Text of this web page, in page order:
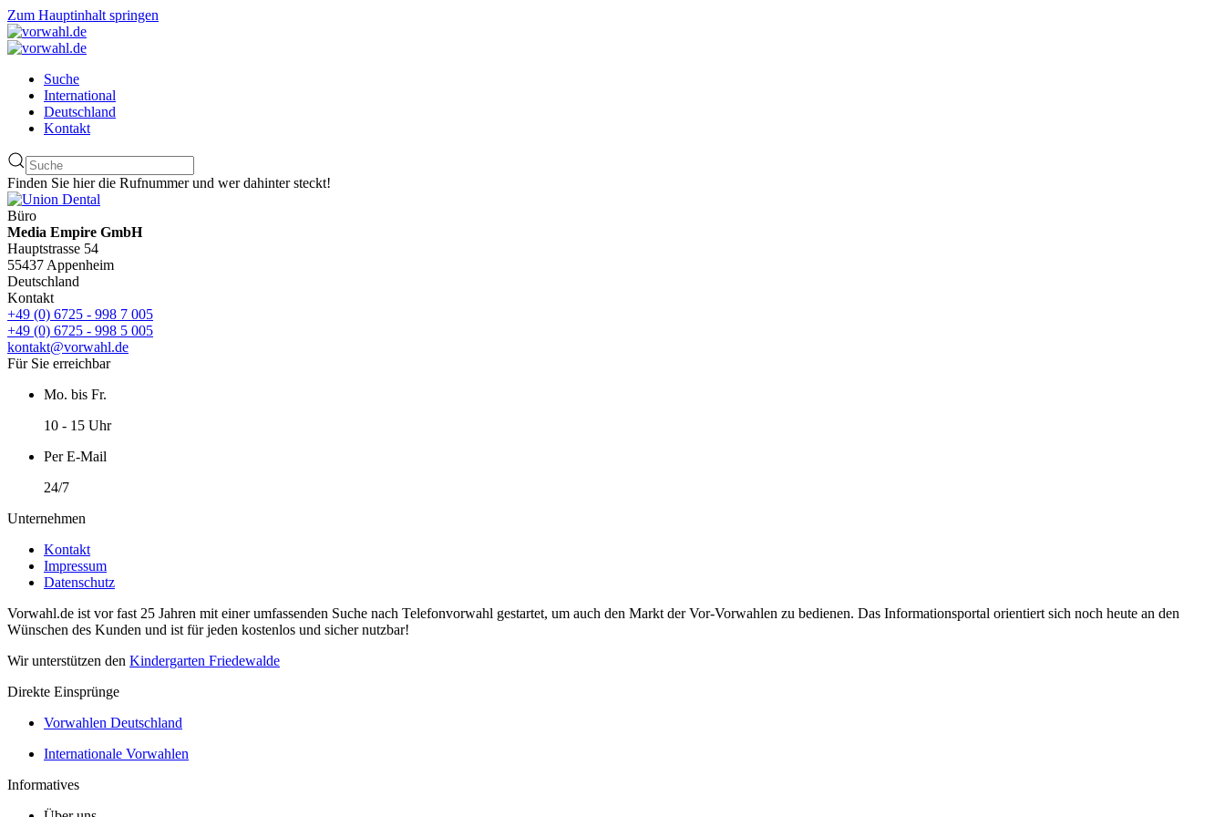
Zum Hauptinhalt springen
Suche
International
Deutschland
Kontakt
Finden Sie hier die Rufnummer und wer dahinter steckt!
Büro
Media Empire GmbH
Hauptstrasse 54
55437 Appenheim
Deutschland
Kontakt
+49 (0) 6725 - 998 7 005
+49 (0) 6725 - 998 5 005
kontakt@vorwahl.de
Für Sie erreichbar
Mo. bis Fr.
10 - 15 Uhr
Per E-Mail
24/7
Unternehmen
Kontakt
Impressum
Datenschutz
Vorwahl.de ist vor fast 25 Jahren mit einer umfassenden Suche nach Telefonvorwahl gestartet, um auch den Markt der Vor-Vorwahlen zu bedienen. Das Informationsportal orientiert sich noch heute an den
Wünschen des Kunden und ist für jeden kostenlos und sicher nutzbar!
Wir unterstützen den Kindergarten Friedewalde
Direkte Einsprünge
Vorwahlen Deutschland
Internationale Vorwahlen
Informatives